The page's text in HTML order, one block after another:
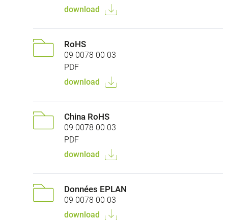
download
RoHS
09 0078 00 03
PDF
download
China RoHS
09 0078 00 03
PDF
download
Données EPLAN
09 0078 00 03
download